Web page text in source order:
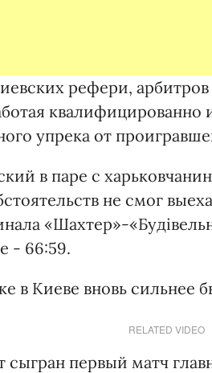
рефери,
квалифицированно
упрека от
в паре с
не смог
«Шахтер»-
- 66:59.
в Киеве вновь сильнее
RELATED VIDEO
сыгран первый матч